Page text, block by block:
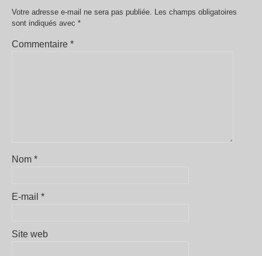
Votre adresse e-mail ne sera pas publiée. Les champs obligatoires
sont indiqués avec *
Commentaire *
Nom *
E-mail *
Site web